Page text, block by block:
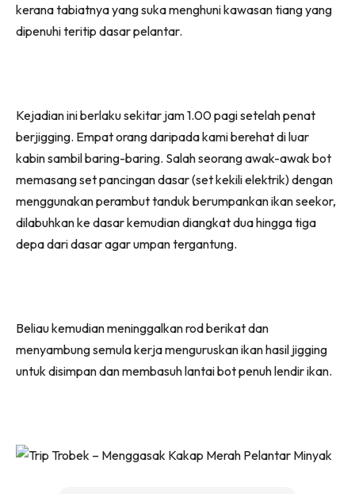
kerana tabiatnya yang suka menghuni kawasan tiang yang
dipenuhi teritip dasar pelantar.
Kejadian ini berlaku sekitar jam 1.00 pagi setelah penat
berjigging. Empat orang daripada kami berehat di luar
kabin sambil baring-baring. Salah seorang awak-awak bot
memasang set pancingan dasar (set kekili elektrik) dengan
menggunakan perambut tanduk berumpankan ikan seekor,
dilabuhkan ke dasar kemudian diangkat dua hingga tiga
depa dari dasar agar umpan tergantung.
Beliau kemudian meninggalkan rod berikat dan
menyambung semula kerja menguruskan ikan hasil jigging
untuk disimpan dan membasuh lantai bot penuh lendir ikan.